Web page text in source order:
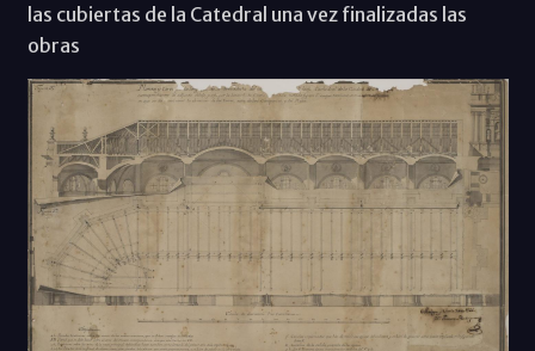
las cubiertas de la Catedral una vez finalizadas las
obras